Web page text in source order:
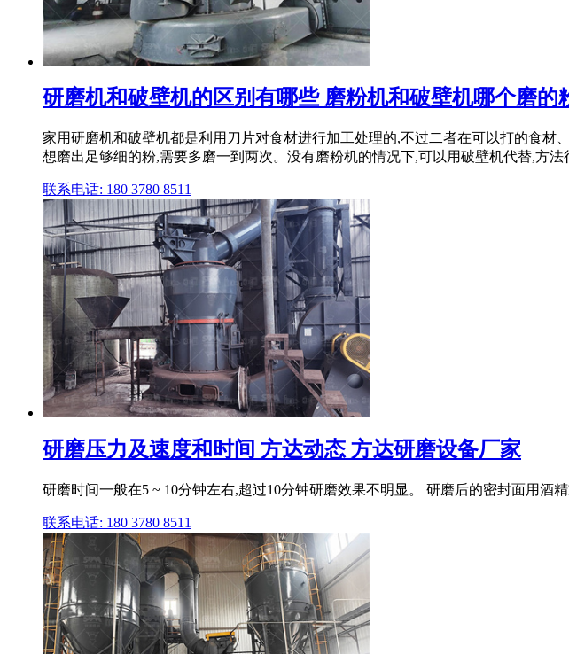
研磨机和破壁机的区别有哪些 磨粉机和破壁机哪个磨的
家用研磨机和破壁机都是利用刀片对食材进行加工处理的,不过二者在可以打的食
想磨出足够细的粉,需要多磨一到两次。没有磨粉机的情况下,可以用破壁机代替,方法
联系电话: 180 3780 8511
研磨压力及速度和时间 方达动态 方达研磨设备厂家
研磨时间一般在5 ~ 10分钟左右,超过10分钟研磨效果不明显。 研磨后的密封面用
联系电话: 180 3780 8511